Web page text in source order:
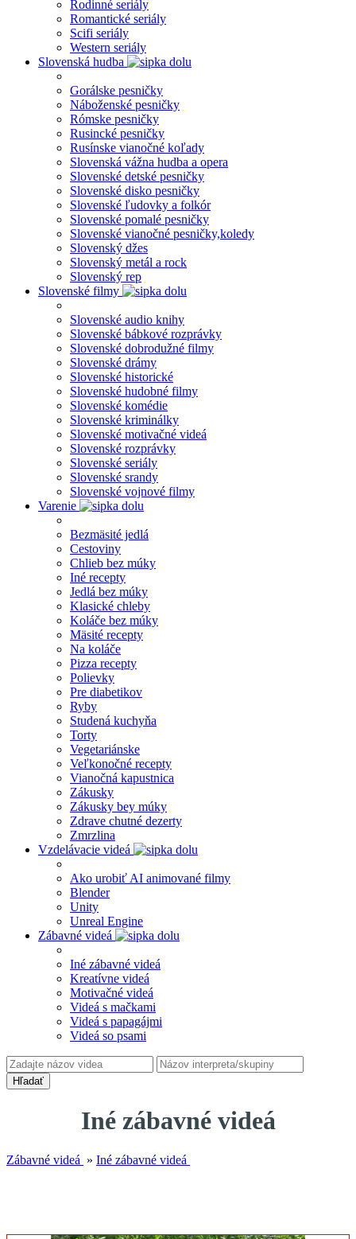
Rodinné seriály
Romantické seriály
Scifi seriály
Western seriály
Slovenská hudba
Gorálske pesničky
Náboženské pesničky
Rómske pesničky
Rusincké pesničky
Rusínske vianočné koľady
Slovenská vážna hudba a opera
Slovenské detské pesničky
Slovenské disko pesničky
Slovenské ľudovky a folkór
Slovenské pomalé pesničky
Slovenské vianočné pesničky,koledy
Slovenský džes
Slovenský metál a rock
Slovenský rep
Slovenské filmy
Slovenské audio knihy
Slovenské bábkové rozprávky
Slovenské dobrodužné filmy
Slovenské drámy
Slovenské historické
Slovenské hudobné filmy
Slovenské komédie
Slovenské kriminálky
Slovenské motivačné videá
Slovenské rozprávky
Slovenské seriály
Slovenské srandy
Slovenské vojnové filmy
Varenie
Bezmäsité jedlá
Cestoviny
Chlieb bez múky
Iné recepty
Jedlá bez múky
Klasické chleby
Koláče bez múky
Mäsité recepty
Na koláče
Pizza recepty
Polievky
Pre diabetikov
Ryby
Studená kuchyňa
Torty
Vegetariánske
Veľkonočné recepty
Vianočná kapustnica
Zákusky
Zákusky bey múky
Zdrave chutné dezerty
Zmrzlina
Vzdelávacie videá
Ako urobiť AI animované filmy
Blender
Unity
Unreal Engine
Zábavné videá
Iné zábavné videá
Kreatívne videá
Motivačné videá
Videá s mačkami
Videá s papagájmi
Videá so psami
Hľadať
Iné zábavné videá
Zábavné videá » Iné zábavné videá